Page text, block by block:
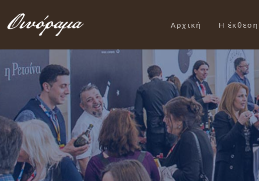
Αρχική Η έκθεση